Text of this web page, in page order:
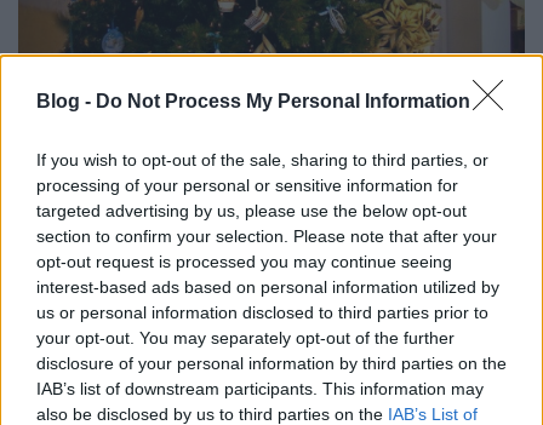
Blog - Do Not Process My Personal Information
If you wish to opt-out of the sale, sharing to third parties, or
processing of your personal or sensitive information for
targeted advertising by us, please use the below opt-out
section to confirm your selection. Please note that after your
opt-out request is processed you may continue seeing
interest-based ads based on personal information utilized by
us or personal information disclosed to third parties prior to
your opt-out. You may separately opt-out of the further
disclosure of your personal information by third parties on the
IAB’s list of downstream participants. This information may
also be disclosed by us to third parties on the IAB’s List of
Közelebbről pedig: